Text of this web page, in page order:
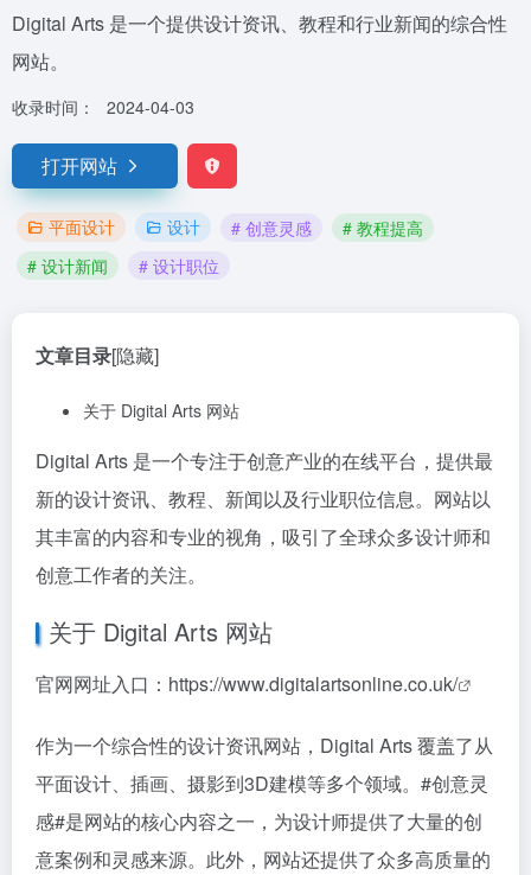
Digital Arts 是一个提供设计资讯、教程和行业新闻的综合性
网站。
收录时间： 2024-04-03
打开网站
平面设计 设计 # 创意灵感
# 教程提高
# 设计新闻
# 设计职位
文章目录[隐藏]
关于 Digital Arts 网站
Digital Arts 是一个专注于创意产业的在线平台，提供最
新的设计资讯、教程、新闻以及行业职位信息。网站以
其丰富的内容和专业的视角，吸引了全球众多设计师和
创意工作者的关注。
关于 Digital Arts 网站
官网网址入口： https://www.digitalartsonline.co.uk/
作为一个综合性的设计资讯网站，Digital Arts 覆盖了从
平面设计、插画、摄影到3D建模等多个领域。 #创意灵
感#是网站的核心内容之一，为设计师提供了大量的创
意案例和灵感来源。此外，网站还提供了众多高质量的